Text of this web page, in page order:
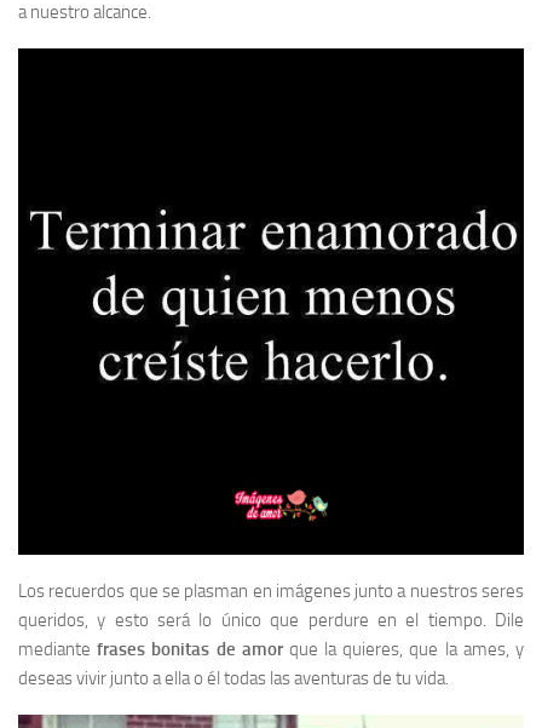
a nuestro alcance.
Los recuerdos que se plasman en imágenes junto a nuestros seres
queridos, y esto será lo único que perdure en el tiempo. Dile
mediantefrases bonitas de amorque la quieres, que la ames, y
deseas vivir junto a ella o él todas las aventuras de tu vida.